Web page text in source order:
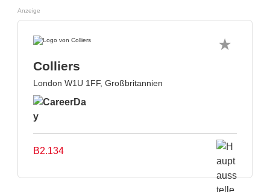
Anzeige
Colliers
London W1U 1FF, Großbritannien
B2.134